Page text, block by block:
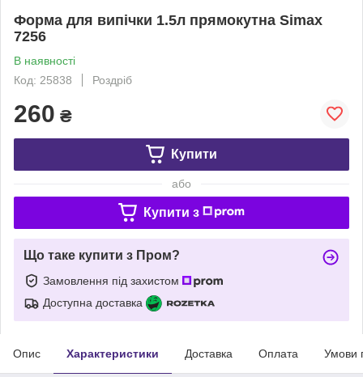
Форма для випічки 1.5л прямокутна Simax
7256
В наявності
Код: 25838
Роздріб
260 ₴
Купити
або
Купити з
Що таке купити з Пром?
Замовлення під захистом
Доступна доставка
Опис Характеристики Доставка Оплата Умови